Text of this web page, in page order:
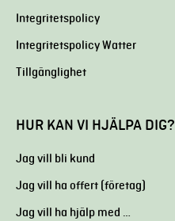
Integritetspolicy
Integritetspolicy Watter
Tillgänglighet
HUR KAN VI HJÄLPA DIG?
Jag vill bli kund
Jag vill ha offert (företag)
Jag vill ha hjälp med …